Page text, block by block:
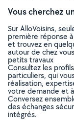
Vous cherchez
Sur AlloVoisins,
première réponse
et trouvez en
autour de chez
petits travaux
Consultez les
particuliers, qui
réalisation,
votre demande et
Conversez
des échanges
intégrés.